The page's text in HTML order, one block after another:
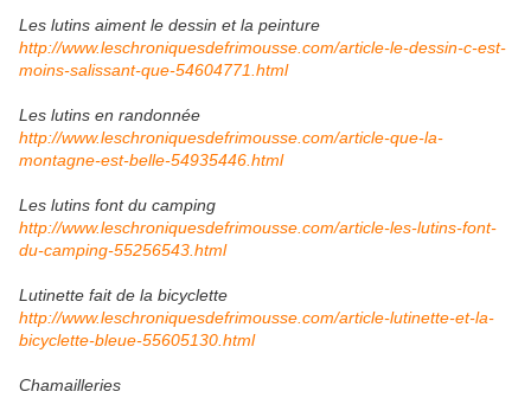
Les lutins aiment le dessin et la peinture
http://www.leschroniquesdefrimousse.com/article-le-dessin-c-est-
moins-salissant-que-54604771.html
Les lutins en randonnée
http://www.leschroniquesdefrimousse.com/article-que-la-
montagne-est-belle-54935446.html
Les lutins font du camping
http://www.leschroniquesdefrimousse.com/article-les-lutins-font-
du-camping-55256543.html
Lutinette fait de la bicyclette
http://www.leschroniquesdefrimousse.com/article-lutinette-et-la-
bicyclette-bleue-55605130.html
Chamailleries